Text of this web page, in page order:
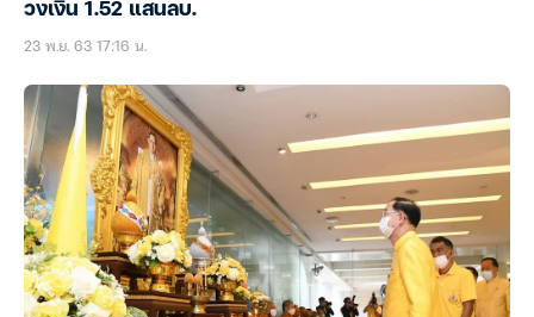
วงเงิน 1.52 แสนลบ.
23 พ.ย. 63 17:16 น.